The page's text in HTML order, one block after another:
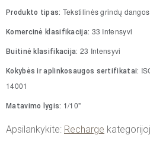
Produkto tipas: Tekstilinės grindų dangos
Komercinė klasifikacija: 33 Intensyvi
Buitinė klasifikacija: 23 Intensyvi
Kokybės ir aplinkosaugos sertifikatai:
14001
Matavimo lygis: 1/10"
Apsilankykite: Recharge